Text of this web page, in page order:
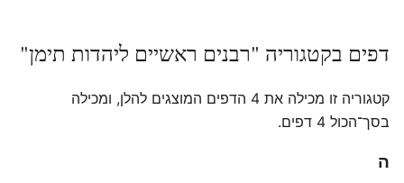
דפים בקטגוריה "רבנים ראשיים ליהדות תימן"
קטגוריה זו מכילה את 4 הדפים המוצגים להלן, ומכילה
בסך־הכול 4 דפים.
ה